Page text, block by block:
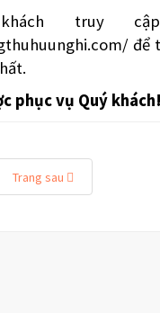
truy cập
để
phục vụ Quý khách!
Trang sau